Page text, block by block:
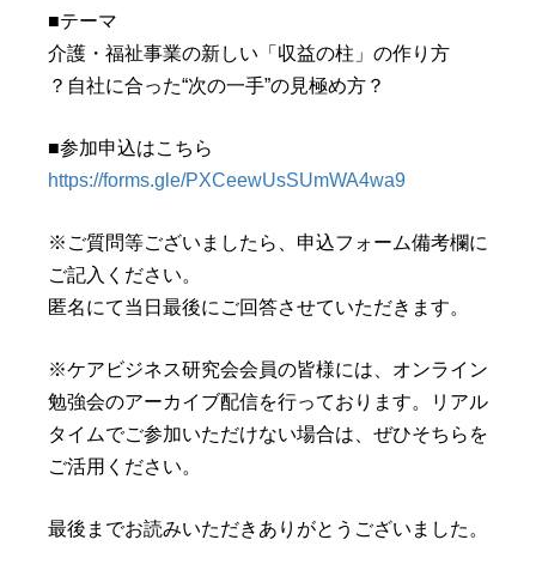
■テーマ
介護・福祉事業の新しい「収益の柱」の作り方
？自社に合った“次の一手”の見極め方？
■参加申込はこちら
https://forms.gle/PXCeewUsSUmWA4wa9
※ご質問等ございましたら、申込フォーム備考欄に
ご記入ください。
匿名にて当日最後にご回答させていただきます。
※ケアビジネス研究会会員の皆様には、オンライン
勉強会のアーカイブ配信を行っております。リアル
タイムでご参加いただけない場合は、ぜひそちらを
ご活用ください。
最後までお読みいただきありがとうございました。